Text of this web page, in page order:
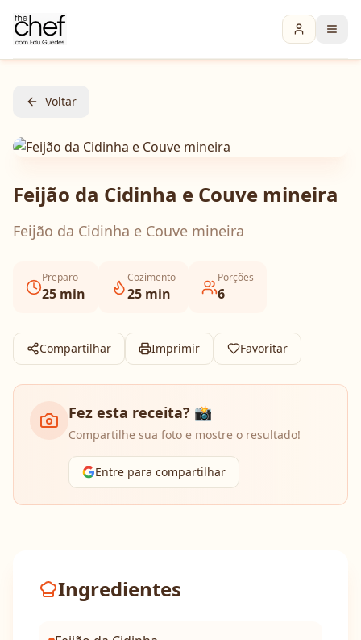
Voltar
Feijão da Cidinha e Couve mineira
Feijão da Cidinha e Couve mineira
Preparo
25 min
Cozimento
25 min
Porções
6
Compartilhar Imprimir Favoritar
Fez esta receita? 📸
Compartilhe sua foto e mostre o resultado!
Entre para compartilhar
Ingredientes